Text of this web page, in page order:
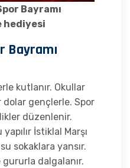
Bayramı
hediyesi
Bayramı
kutlanır. Okullar
gençlerle. Spor
düzenlenir.
İstiklal Marşı
sokaklara yansır.
dalgalanır.